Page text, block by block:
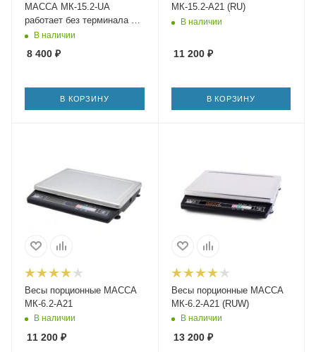
МАССА МК-15.2-UA
работает без терминала с
ПКВ наличии
8 400 ₽
В КОРЗИНУ
МК-15.2-А21 (RU)
В наличии
11 200₽
В КОРЗИНУ
Весы порционные МАССА
МК-6.2-А21
В наличии
11 200 ₽
Весы порционные МАССА
МК-6.2-А21 (RUW)
В наличии
13 200₽